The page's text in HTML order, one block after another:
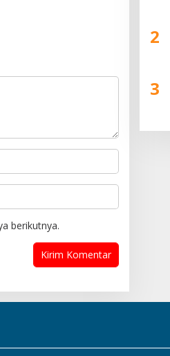
berikutnya.
2
3